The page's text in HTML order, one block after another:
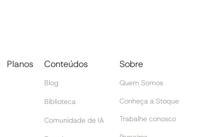
Planos Conteúdos
Blog
Biblioteca
Comunidade de IA
Sobre
Quem Somos
Conheça a Stoque
Trabalhe conosco